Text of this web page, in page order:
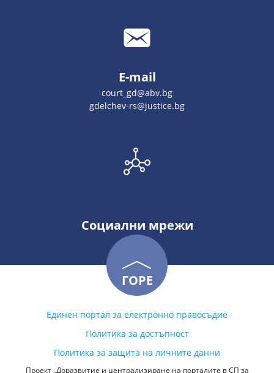
E-mail
court_gd@abv.bg
gdelchev-rs@justice.bg
Социални мрежи
ГОРЕ
Единен портал за електронно правосъдие
Политика за достъпност
Политика за защита на личните данни
Проект „Доразвитие и централизиране на порталите в СП за